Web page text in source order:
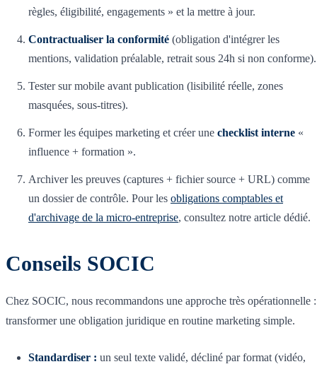
règles, éligibilité, engagements » et la mettre à jour.
Contractualiser la conformité (obligation d'intégrer les
mentions, validation préalable, retrait sous 24h si non conforme).
Tester sur mobile avant publication (lisibilité réelle, zones
masquées, sous-titres).
Former les équipes marketing et créer une checklist interne «
influence + formation ».
Archiver les preuves (captures + fichier source + URL) comme
un dossier de contrôle. Pour les obligations comptables et
d'archivage de la micro-entreprise, consultez notre article dédié.
Conseils SOCIC
Chez SOCIC, nous recommandons une approche très opérationnelle :
transformer une obligation juridique en routine marketing simple.
Standardiser : un seul texte validé, décliné par format (vidéo,